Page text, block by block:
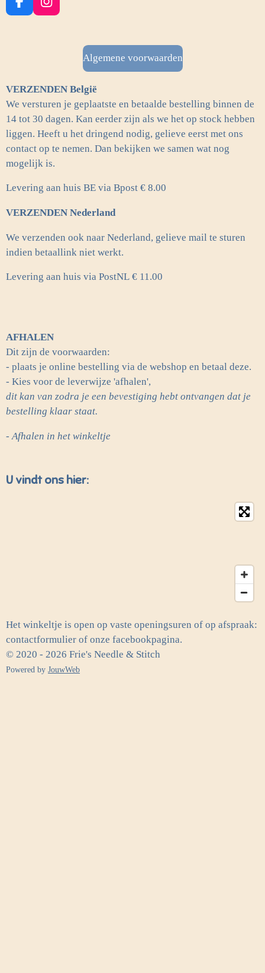
F
a
k
I
n
a
m
Algemene voorwaarden
VERZENDEN België
We versturen je geplaatste en betaalde bestelling binnen de
14 tot 30 dagen. Kan eerder zijn als we het op stock hebben
liggen. Heeft u het dringend nodig, gelieve eerst met ons
contact op te nemen. Dan bekijken we samen wat nog
mogelijk is.
Levering aan huis BE via Bpost € 8.00
VERZENDEN Nederland
We verzenden ook naar Nederland, gelieve mail te sturen
indien betaallink niet werkt.
Levering aan huis via PostNL € 11.00
AFHALEN
Dit zijn de voorwaarden:
- plaats je online bestelling via de webshop en betaal deze.
- Kies voor de leverwijze 'afhalen',
dit kan van zodra je een bevestiging hebt ontvangen dat je
bestelling klaar staat.
- Afhalen in het winkeltje
U vindt ons hier:
Het winkeltje is open op vaste openingsuren of op afspraak:
contactformulier of onze facebookpagina.
© 2020 - 2026 Frie's Needle & Stitch
Powered by JouwWeb